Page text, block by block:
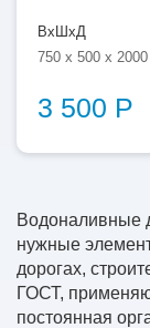
ВхШхД
750 x 500 x
3 500 Р
Водоналивные
нужные
дорогах,
ГОСТ,
постоянная